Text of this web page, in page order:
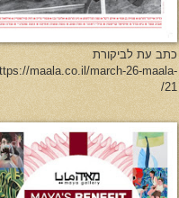
כתב עת לביקורת
maala.co.il/march-26-maala-
21/